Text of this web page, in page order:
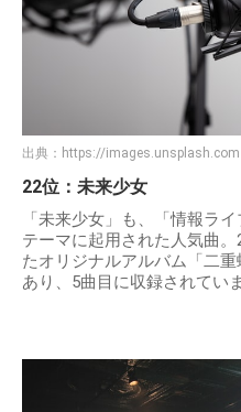
出典： https://images.unsplash.com
22位：未来少女
「未来少女」も、「情報ラ
テーマに起用された人気曲
たオリジナルアルバム「二
あり、5曲目に収録されていま